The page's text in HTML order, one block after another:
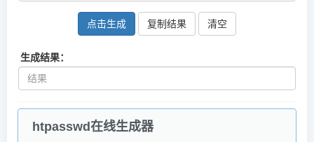
点击生成 复制结果
生成结果：
htpasswd在线生成器